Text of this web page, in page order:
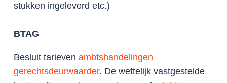
stukken ingeleverd etc.)
BTAG
Besluit tarieven ambtshandelingen
gerechtsdeurwaarder. De wettelijk vastgestelde